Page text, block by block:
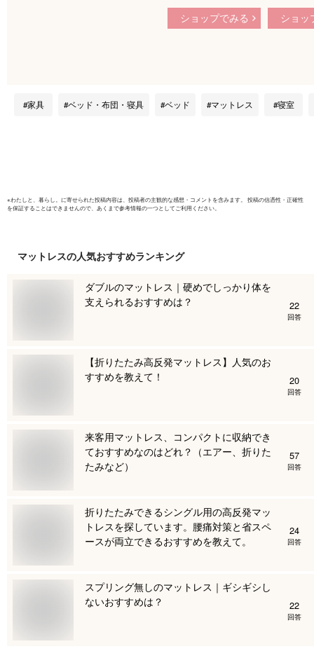
ングル 高密度 51D
166N 高反発 アース
ショップでみる
厚10cm
トレス
イ 固め
ショッ
家具 ベッド・布団・寝具 ベッド マットレス 寝室
※わたしと、暮らし。 に寄せられた投稿内容は、投稿者の主観的な感想・コメントを含みます。 投稿の信憑性・正確性
を保証することはできませんので、あくまで参考情報の一つとしてご利用ください。
マットレスの人気おすすめランキング
ダブルのマットレス｜硬めでしっかり体を
支えられるおすすめは？
22
回答
【折りたたみ高反発マットレス】人気のお
すすめを教えて！
20
回答
来客用マットレス、コンパクトに収納でき
ておすすめなのはどれ？（エアー、折りた
たみなど）
57
回答
折りたたみできるシングル用の高反発マッ
トレスを探しています。腰痛対策と省スペ
ースが両立できるおすすめを教えて。
24
回答
スプリング無しのマットレス｜ギシギシし
ないおすすめは？
22
回答